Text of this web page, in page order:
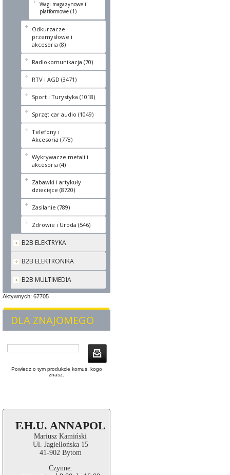
Wagi magazynowe i
platformowe (1)
Odkurzacze
przemysłowe i
akcesoria (8)
Radiokomunikacja (70)
RTV i AGD (3471)
Sport i Turystyka (1018)
Sprzęt car audio (1049)
Telefony i
Akcesoria (778)
Wykrywacze metali i
akcesoria (4)
Zabawki i artykuły
dziecięce (8720)
Zasilanie (789)
Zdrowie i Uroda (546)
B2B ELEKTRYKA
B2B ELEKTRONIKA
B2B MULTIMEDIA
Aktywnych: 67705
DLA ZNAJOMEGO
Powiedz o tym produkcie komuś, kogo
znasz.
F.H.U. ANNAPOL
Mariusz Kamiński
Ul. Jagiellońska 15
41-902 Bytom
Czynne: